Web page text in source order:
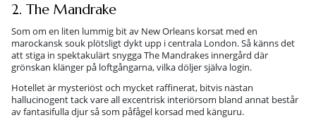
2. The Mandrake
Som om en liten lummig bit av New Orleans korsat med en
marockansk souk plötsligt dykt upp i centrala London. Så känns det
att stiga in spektakulärt snygga The Mandrakes innergård där
grönskan klänger på loftgångarna, vilka döljer själva login.
Hotellet är mysteriöst och mycket raffinerat, bitvis nästan
hallucinogent tack vare all excentrisk interiörsom bland annat består
av fantasifulla djur så som påfågel korsad med känguru.